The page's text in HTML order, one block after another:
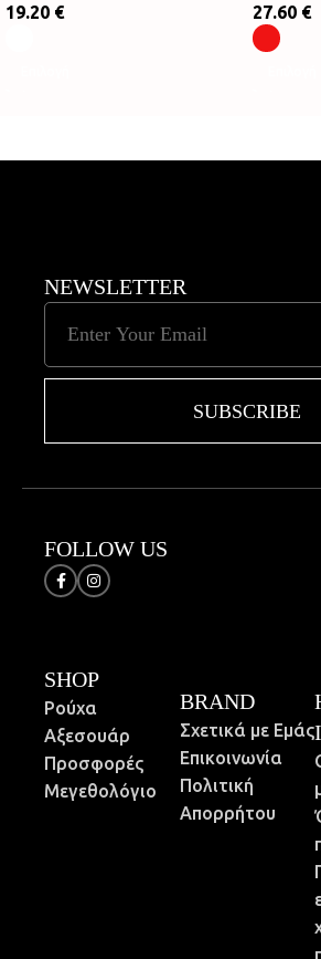
19.20 € 27.60 €
NEWSLETTER
SUBSCRIBE
FOLLOW US
SHOP
Ρούχα
Αξεσουάρ
Προσφορές
Μεγεθολόγιο
BRAND
Σχετικά με Εμάς
Επικοινωνία
Πολιτική
Απορρήτου